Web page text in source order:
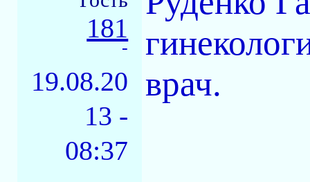
181
-
19.08.20
13 -
08:37
врач.